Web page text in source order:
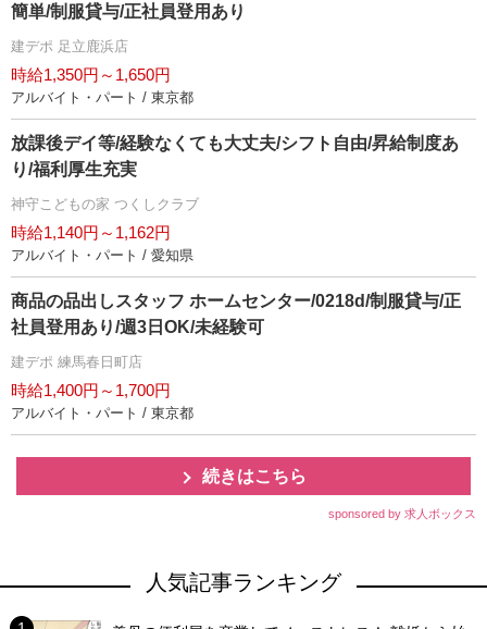
簡単/制服貸与/正社員登用あり
建デポ 足立鹿浜店
時給1,350円～1,650円
アルバイト・パート / 東京都
放課後デイ等/経験なくても大丈夫/シフト自由/昇給制度あ
り/福利厚生充実
神守こどもの家 つくしクラブ
時給1,140円～1,162円
アルバイト・パート / 愛知県
商品の品出しスタッフ ホームセンター/0218d/制服貸与/正
社員登用あり/週3日OK/未経験可
建デポ 練馬春日町店
時給1,400円～1,700円
アルバイト・パート / 東京都
続きはこちら
sponsored by 求人ボックス
人気記事ランキング